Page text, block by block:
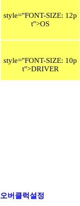
style="FONT-SIZE: 12p
t">OS
style="FONT-SIZE: 10p
t">DRIVER
오버클럭설정